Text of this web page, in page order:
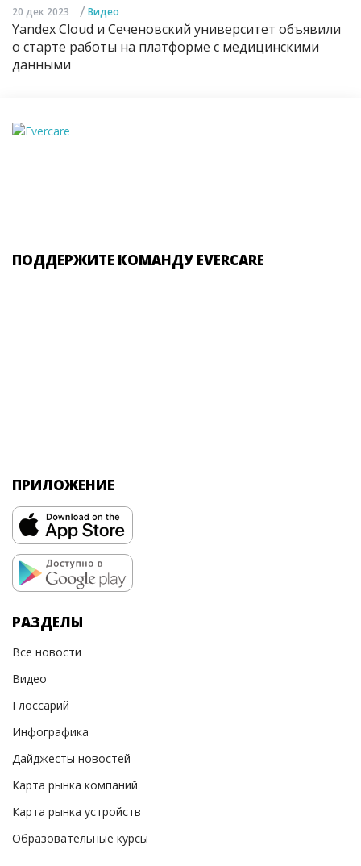
20 дек 2023 / Видео
Yandex Cloud и Сеченовский университет объявили
о старте работы на платформе с медицинскими
данными
ПОДДЕРЖИТЕ КОМАНДУ EVERCARE
ПРИЛОЖЕНИЕ
РАЗДЕЛЫ
Все новости
Видео
Глоссарий
Инфографика
Дайджесты новостей
Карта рынка компаний
Карта рынка устройств
Образовательные курсы